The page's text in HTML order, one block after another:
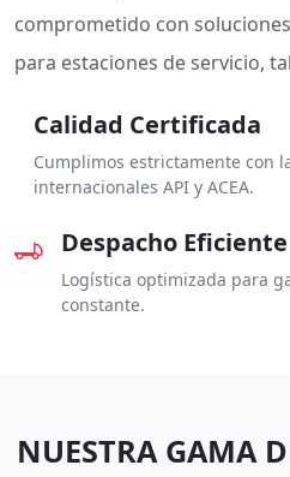
comprometido con
para estaciones de servicio,
Calidad Certificada
Cumplimos estrictamente con
internacionales API y ACEA.
Despacho Eficiente
Logística optimizada para
constante.
NUESTRA GAMA